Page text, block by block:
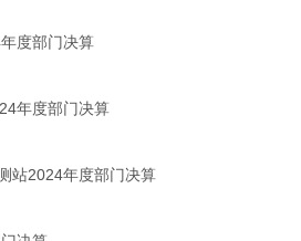
度部门决算
年度部门决算
站2024年度部门决算